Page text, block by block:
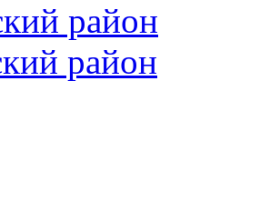
район
район